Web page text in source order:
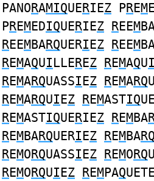
PANORAMIQUERIEZ PREM
PREMEDIQUERIEZ REEM
REEMBARQUERIEZ REEM
REMAQUILLEREZ REMAQUI
REMARQUASSIEZ REMARQ
REMARQUIEZ REMASTIQUE
REMASTIQUERIEZ REMBA
REMBARQUERIEZ REMBARQ
REMORQUASSIEZ REMORQ
REMORQUIEZ REMPAQUETE